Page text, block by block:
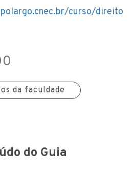
curso/direito
da faculdade
do Guia